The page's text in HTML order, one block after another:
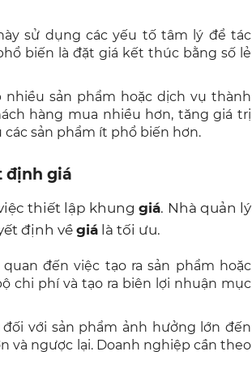
sử dụng các yếu tố tâm lý để tác
biến là đặt giá kết thúc bằng số lẻ
sản phẩm hoặc dịch vụ thành
hàng mua nhiều hơn, tăng giá trị
sản phẩm ít phổ biến hơn.
định giá
thiết lập khunggiá. Nhà quản lý
định về giá là tối ưu.
đến việc tạo ra sản phẩm hoặc
chi phí và tạo ra biên lợi nhuận mục
với sản phẩm ảnh hưởng lớn đến
và ngược lại. Doanh nghiệp cần theo